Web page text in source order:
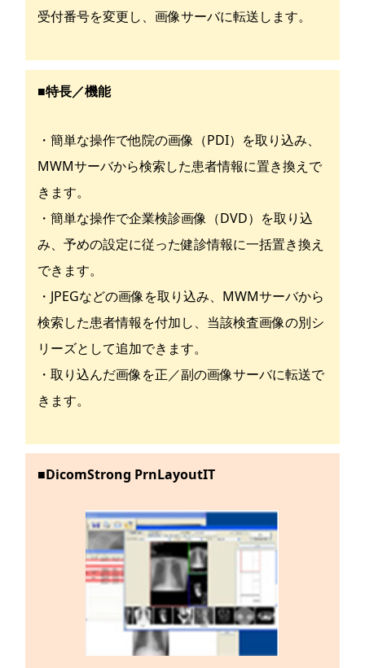
受付番号を変更し、画像サーバに転送します。
■特長／機能
・簡単な操作で他院の画像（PDI）を取り込み、
MWMサーバから検索した患者情報に置き換えで
きます。
・簡単な操作で企業検診画像（DVD）を取り込
み、予めの設定に従った健診情報に一括置き換え
できます。
・JPEGなどの画像を取り込み、MWMサーバから
検索した患者情報を付加し、当該検査画像の別シ
リーズとして追加できます。
・取り込んだ画像を正／副の画像サーバに転送で
きます。
■DicomStrong PrnLayoutIT